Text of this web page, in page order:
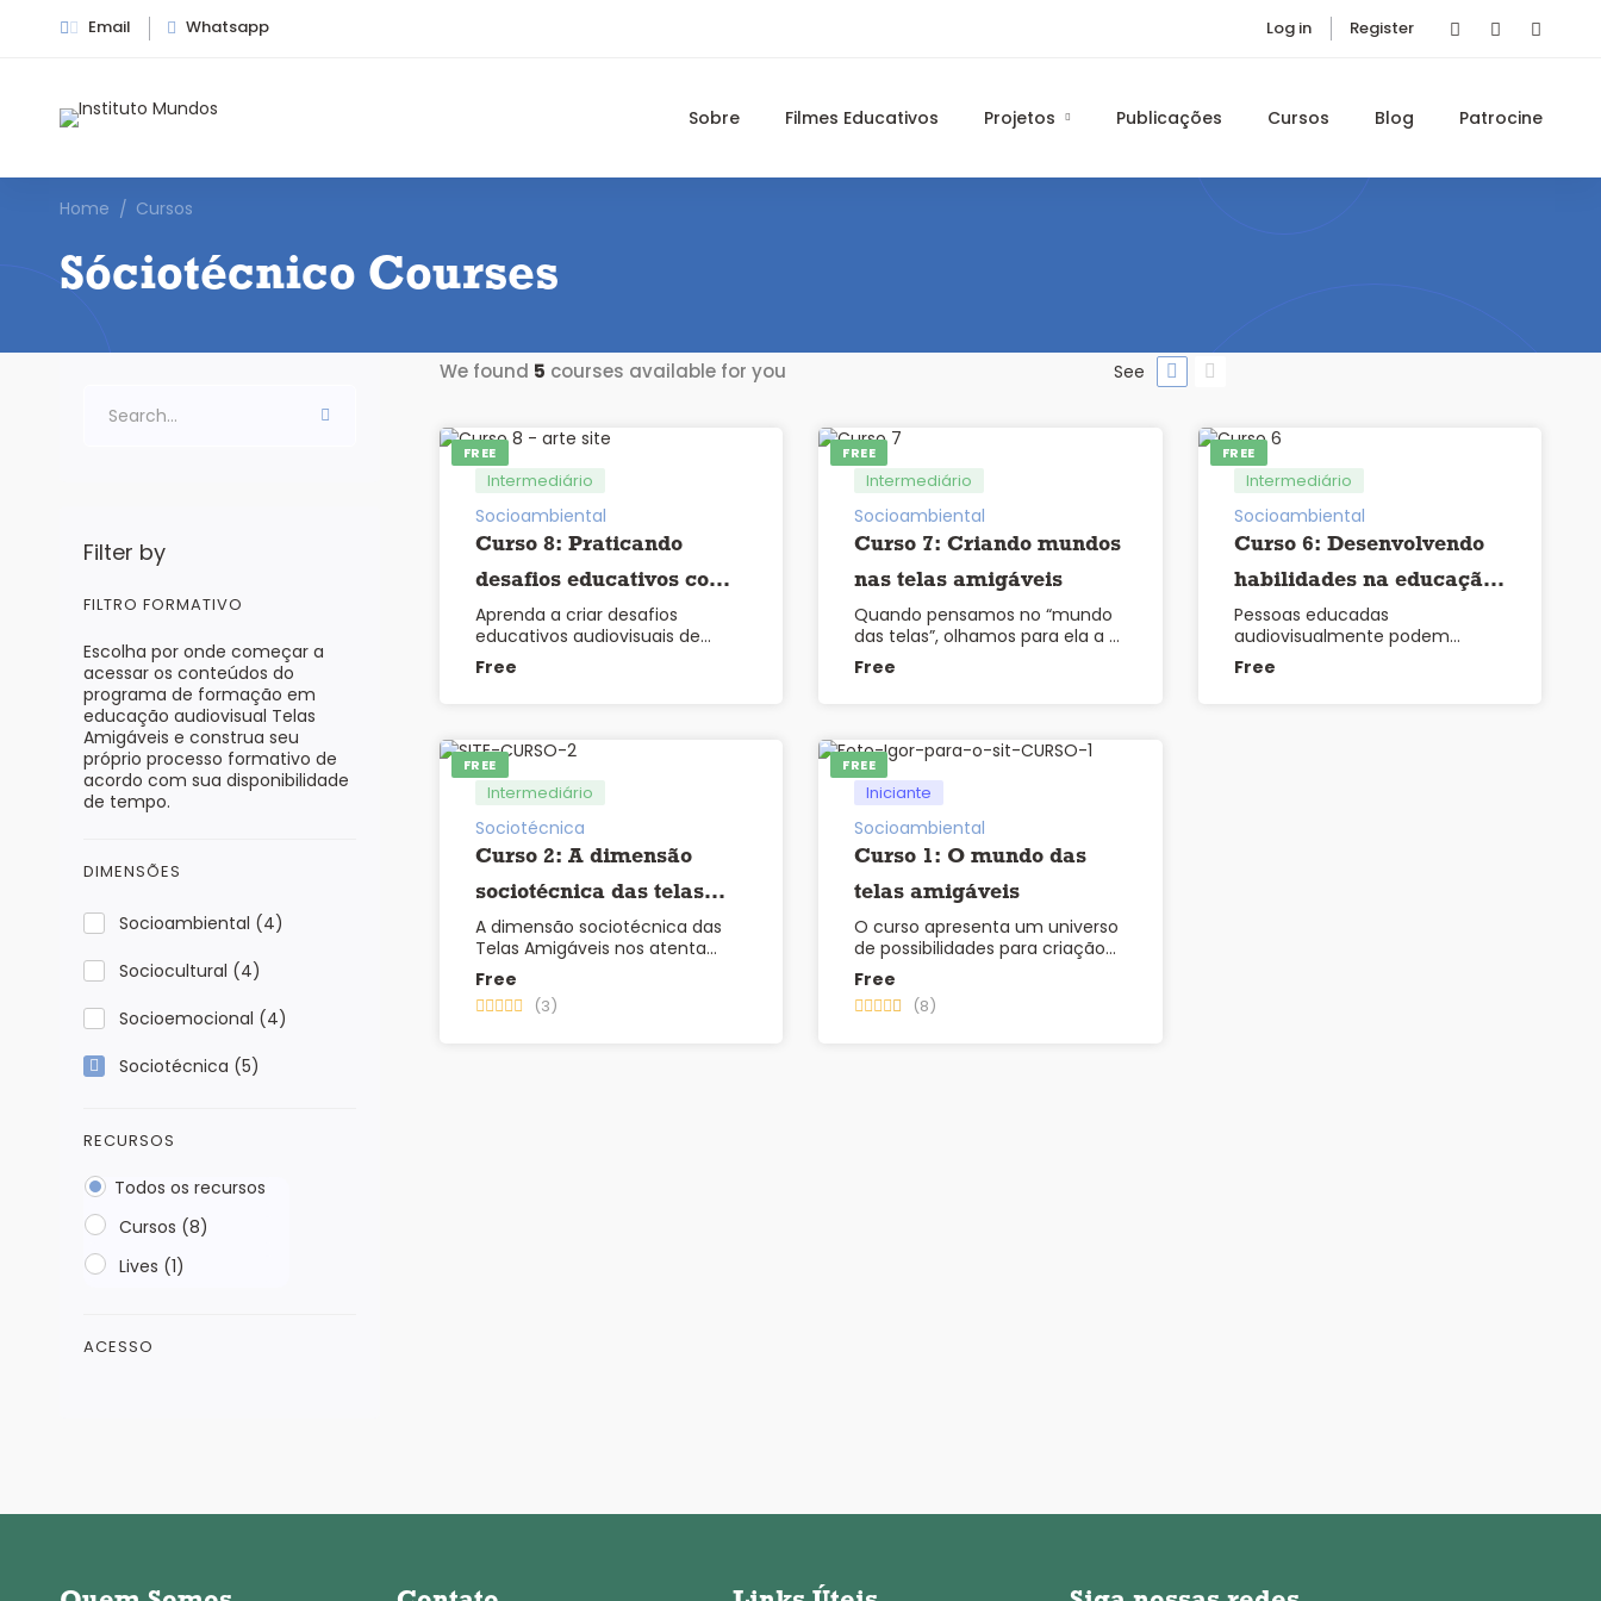
Email Whatsapp Log in Register
Sobre Filmes Educativos Projetos Publicações Cursos Blog Patrocine
Home Cursos
Sóciotécnico Courses
Filter by
FILTRO FORMATIVO
Escolha por onde começar a
acessar os conteúdos do
programa de formação em
educação audiovisual Telas
Amigáveis e construa seu
próprio processo formativo de
acordo com sua disponibilidade
de tempo.
DIMENSÕES
Socioambiental (4)
Sociocultural (4)
Socioemocional (4)
Sociotécnica (5)
RECURSOS
Todos os recursos
Cursos (8)
Lives (1)
ACESSO
We found 5 courses available for you See
FREE
Intermediário
Socioambiental
Curso 8: Praticando
desafios educativos com
as telas
Aprenda a criar desafios
educativos audiovisuais de
forma prática e …
Free
FREE
Intermediário
Socioambiental
Curso 7: Criando mundos
nas telas amigáveis
Quando pensamos no “mundo
das telas”, olhamos para ela a …
Free
FREE
Intermediário
Socioambiental
Curso 6: Desenvolvendo
habilidades na educação
audiovisual
Pessoas educadas
audiovisualmente podem
também ser aquelas que são
conhecedoras …
Free
FREE
Intermediário
Sociotécnica
Curso 2: A dimensão
sociotécnica das telas
amigáveis
A dimensão sociotécnica das
Telas Amigáveis nos atenta
para a …
Free
(3)
FREE
Iniciante
Socioambiental
Curso 1: O mundo das
telas amigáveis
O curso apresenta um universo
de possibilidades para criação
de …
Free
(8)